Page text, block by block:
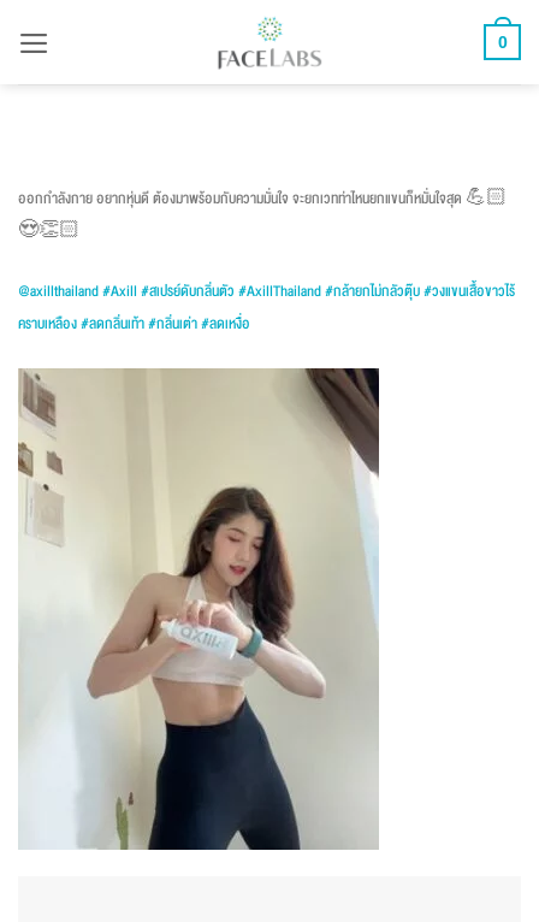
0
ออกกำลังกาย อยากหุ่นดี ต้องมาพร้อมกับความมั่นใจ จะยกเวทท่าไหนยกแขนก็หมั่นใจสุด 💪🏻
😍👏🏻
@axillthailand#Axill #สเปรย์ดับกลิ่นตัว #AxillThailand#กล้ายกไม่กลัวตุ๊บ#วงแขนเสื้อขาวไร้
คราบเหลือง#ลดกลิ่นเท้า#กลิ่นเต่า#ลดเหงื่อ